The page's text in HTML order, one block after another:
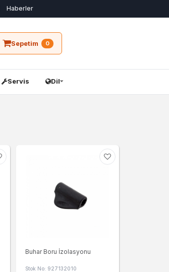
Haberler
Sepetim 0
Servis Dil
Buhar Boru İzolasyonu
Stok No: 927132010